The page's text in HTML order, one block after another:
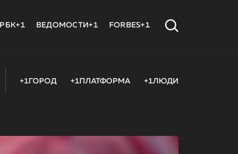
РБК+1 ВЕДОМОСТИ+1 FORBES+1
+1ГОРОД +1ПЛАТФОРМА +1ЛЮДИ